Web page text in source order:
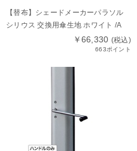
【替布】シェードメーカーパラソル
シリウス 交換用傘生地 ホワイト /A
￥66,330 (税込)
663ポイント